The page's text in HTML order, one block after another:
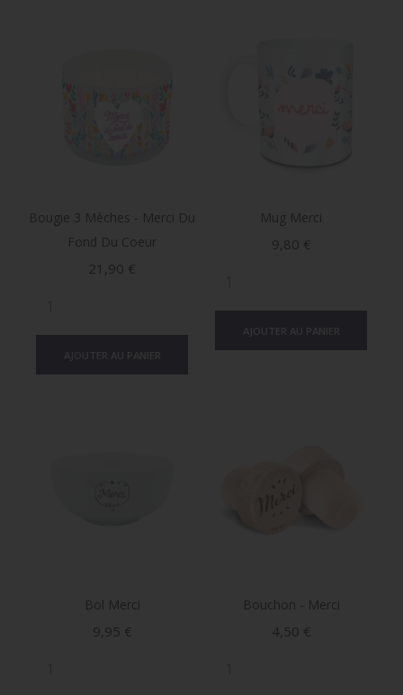
Bougie 3 Mèches - Merci Du
Fond Du Coeur
Prix
21,90 €
Mug Merci
Prix
9,80 €
Bol Merci
Prix
9,95 €
Bouchon - Merci
Prix
4,50 €